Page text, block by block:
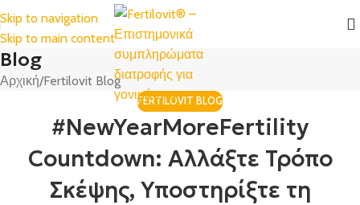
Skip to navigation
Skip to main content
Blog
Αρχική Fertilovit Blog
FERTILOVIT BLOG
#NewYearMoreFertility
Countdown: Αλλάξτε Τρόπο
Σκέψης, Υποστηρίξτε τη